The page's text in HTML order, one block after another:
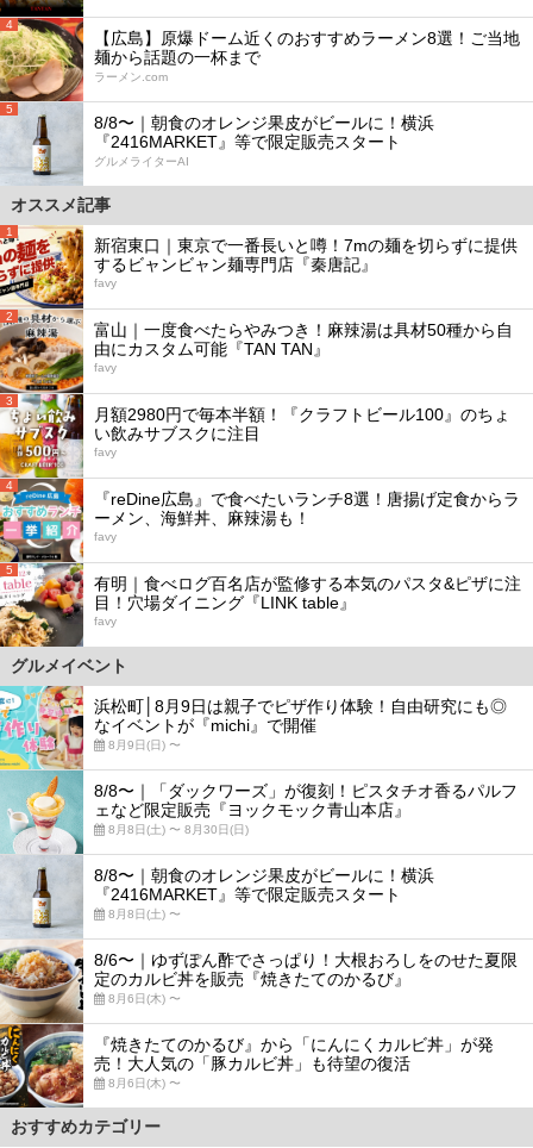
4
【広島】原爆ドーム近くのおすすめラーメン8選！ご当地
麺から話題の一杯まで
ラーメン.com
5
8/8〜｜朝食のオレンジ果皮がビールに！横浜
『2416MARKET』等で限定販売スタート
グルメライターAI
オススメ記事
1
新宿東口｜東京で一番長いと噂！7mの麺を切らずに提供
するビャンビャン麺専門店『秦唐記』
favy
2
富山｜一度食べたらやみつき！麻辣湯は具材50種から自
由にカスタム可能『TAN TAN』
favy
3
月額2980円で毎本半額！『クラフトビール100』のちょ
い飲みサブスクに注目
favy
4
『reDine広島』で食べたいランチ8選！唐揚げ定食からラ
ーメン、海鮮丼、麻辣湯も！
favy
5
有明｜食べログ百名店が監修する本気のパスタ&ピザに注
目！穴場ダイニング『LINK table』
favy
グルメイベント
浜松町│8月9日は親子でピザ作り体験！自由研究にも◎
なイベントが『michi』で開催
8月9日(日) 〜
8/8〜｜「ダックワーズ」が復刻！ピスタチオ香るパルフ
ェなど限定販売『ヨックモック青山本店』
8月8日(土) 〜 8月30日(日)
8/8〜｜朝食のオレンジ果皮がビールに！横浜
『2416MARKET』等で限定販売スタート
8月8日(土) 〜
8/6〜｜ゆずぽん酢でさっぱり！大根おろしをのせた夏限
定のカルビ丼を販売『焼きたてのかるび』
8月6日(木) 〜
『焼きたてのかるび』から「にんにくカルビ丼」が発
売！大人気の「豚カルビ丼」も待望の復活
8月6日(木) 〜
おすすめカテゴリー